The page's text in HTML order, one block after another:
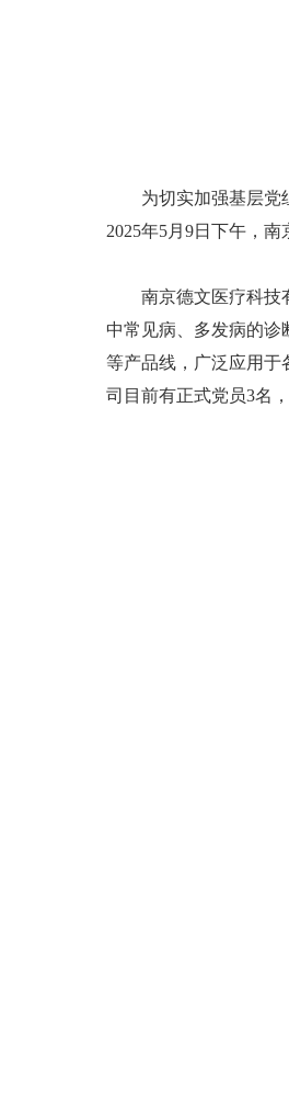
为切实加强基层党
2025年5月9日下午，
南京德文医疗科技
中常见病、多发病的
等产品线，广泛应用于
司目前有正式党员3名